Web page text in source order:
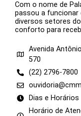
Com o nome de
passou a funcionar
diversos setores
conforto para
Avenida
570
(22) 2796-7800
Dias e
Horário de